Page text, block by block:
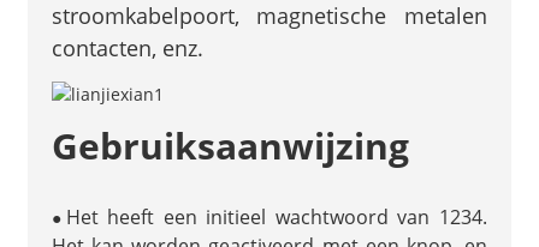
stroomkabelpoort, magnetische metalen
contacten, enz.
Gebruiksaanwijzing
● Het heeft een initieel wachtwoord van 1234.